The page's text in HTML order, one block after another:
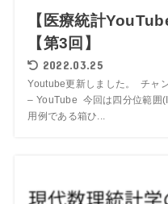
【医療統計
【第3回】
2022.03.25
Youtube更新しました。 チャ
– YouTube 今回は四分位範囲
用例である箱ひ...